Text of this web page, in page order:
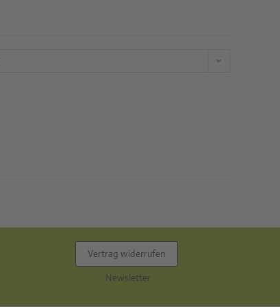
Vertrag widerrufen
Newsletter